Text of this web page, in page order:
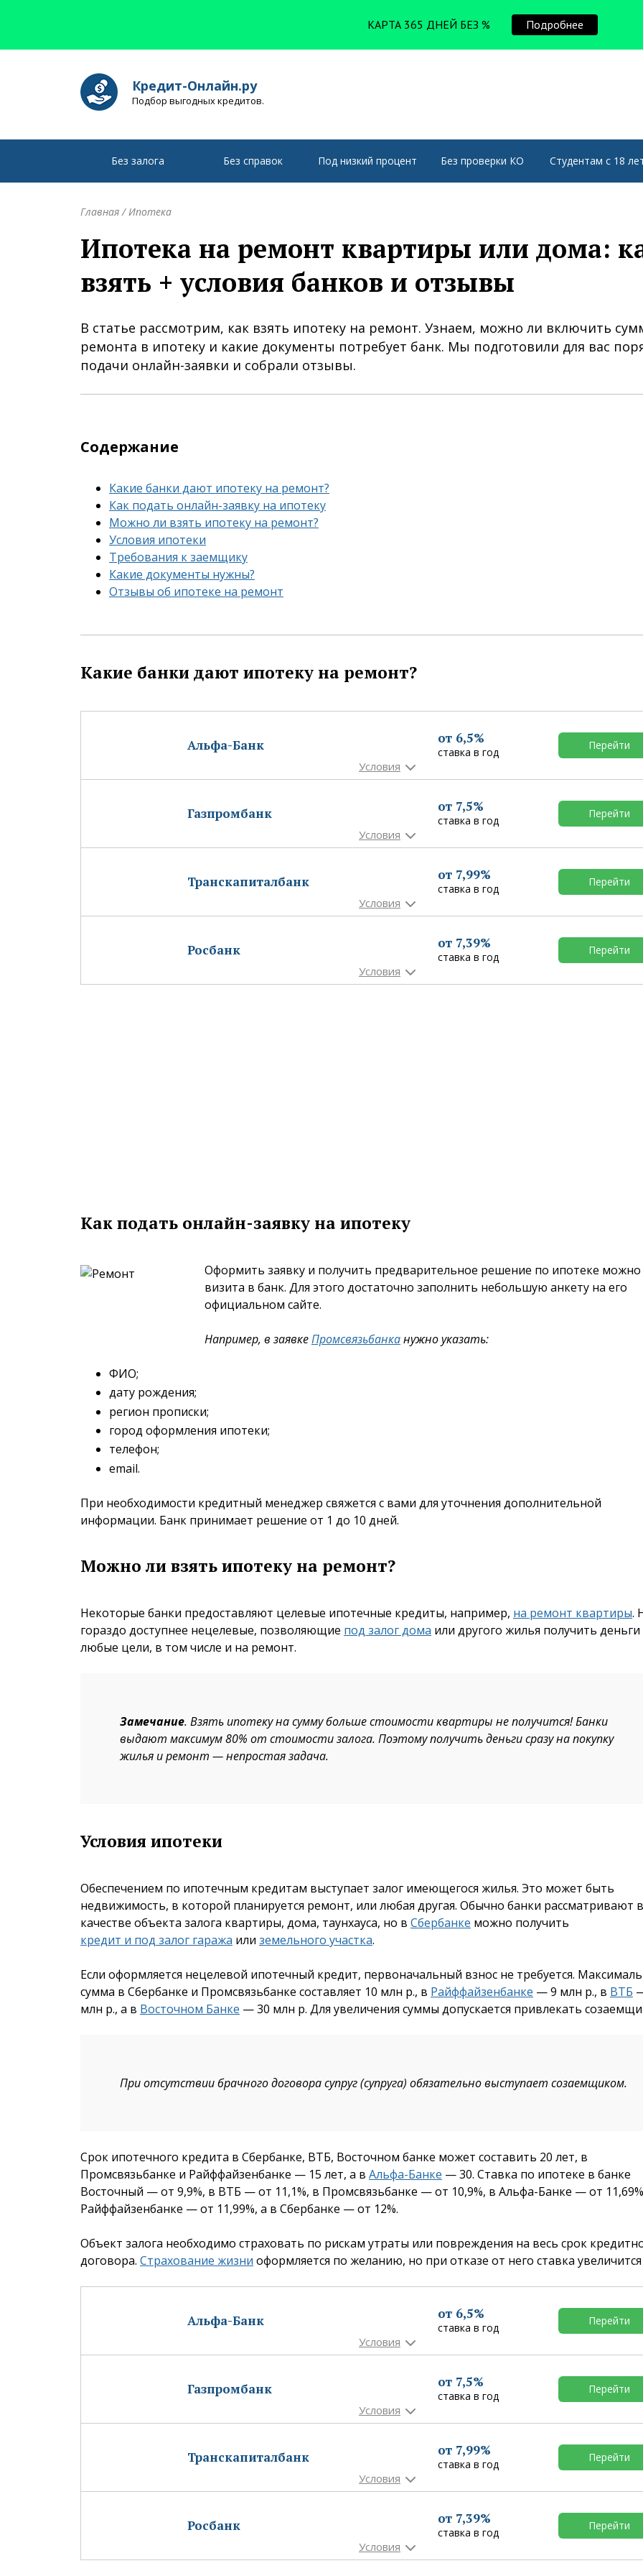
Кредит-Онлайн.ру
Подбор выгодных кредитов.
Без залога Без справок Под низкий процент Без проверки КО Студентам с 18
Главная/Ипотека
Ипотека на ремонт квартиры или дома:
взять + условия банков и отзывы
В статье рассмотрим, как взять ипотеку на ремонт. Узнаем, можно ли включить
ремонта в ипотеку и какие документы потребует банк. Мы подготовили для вас
подачи онлайн-заявки и собрали отзывы.
Содержание
Какие банки дают ипотеку на ремонт?
Как подать онлайн-заявку на ипотеку
Можно ли взять ипотеку на ремонт?
Условия ипотеки
Требования к заемщику
Какие документы нужны?
Отзывы об ипотеке на ремонт
Какие банки дают ипотеку на ремонт?
Альфа-Банк от 6,5%
ставка в год
Перейти
Газпромбанк от 7,5%
ставка в год
Перейти
Транскапиталбанк от 7,99%
ставка в год
Перейти
Росбанк от 7,39%
ставка в год
Перейти
Как подать онлайн-заявку на ипотеку
Оформить заявку и получить предварительное решение по ипотеке можно
визита в банк. Для этого достаточно заполнить небольшую анкету на его
официальном сайте.
Например, в заявкеПромсвязьбанканужно указать:
ФИО;
дату рождения;
регион прописки;
город оформления ипотеки;
телефон;
email.
При необходимости кредитный менеджер свяжется с вами для уточнения дополнительной
информации. Банк принимает решение от 1 до 10 дней.
Можно ли взять ипотеку на ремонт?
Некоторые банки предоставляют целевые ипотечные кредиты, например, на ремонт квартиры.
гораздо доступнее нецелевые, позволяющие под залог дома или другого жилья получить деньги
любые цели, в том числе и на ремонт.
Замечание. Взять ипотеку на сумму больше стоимости квартиры не получится! Банки
выдают максимум 80% от стоимости залога. Поэтому получить деньги сразу на покупку
жилья и ремонт — непростая задача.
Условия ипотеки
Обеспечением по ипотечным кредитам выступает залог имеющегося жилья. Это может быть
недвижимость, в которой планируется ремонт, или любая другая. Обычно банки рассматривают в
качестве объекта залога квартиры, дома, таунхауса, но в Сбербанке можно получить
кредит и под залог гаража или земельного участка.
Если оформляется нецелевой ипотечный кредит, первоначальный взнос не требуется.
сумма в Сбербанке и Промсвязьбанке составляет 10 млн р., в Райффайзенбанке — 9 млн р., в ВТБ
млн р., а в Восточном Банке — 30 млн р. Для увеличения суммы допускается привлекать
При отсутствии брачного договора супруг (супруга) обязательно выступает созаемщиком.
Срок ипотечного кредита в Сбербанке, ВТБ, Восточном банке может составить 20 лет, в
Промсвязьбанке и Райффайзенбанке — 15 лет, а в Альфа-Банке — 30. Ставка по ипотеке в банке
Восточный — от 9,9%, в ВТБ — от 11,1%, в Промсвязьбанке — от 10,9%, в Альфа-Банке — от
Райффайзенбанке — от 11,99%, а в Сбербанке — от 12%.
Объект залога необходимо страховать по рискам утраты или повреждения на весь срок
договора. Страхование жизни оформляется по желанию, но при отказе от него ставка увеличится
Альфа-Банк от 6,5%
ставка в год
Перейти
Газпромбанк от 7,5%
ставка в год
Перейти
Транскапиталбанк от 7,99%
ставка в год
Перейти
Росбанк от 7,39%
ставка в год
Перейти
КАРТА 365 ДНЕЙ БЕЗ % Подробнее